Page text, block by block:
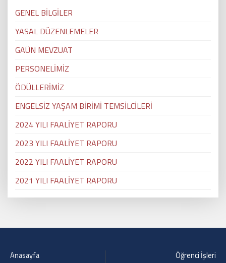
GENEL BİLGİLER
YASAL DÜZENLEMELER
GAÜN MEVZUAT
PERSONELİMİZ
ÖDÜLLERİMİZ
ENGELSİZ YAŞAM BİRİMİ TEMSİLCİLERİ
2024 YILI FAALİYET RAPORU
2023 YILI FAALİYET RAPORU
2022 YILI FAALİYET RAPORU
2021 YILI FAALİYET RAPORU
Anasayfa Öğrenci İşleri